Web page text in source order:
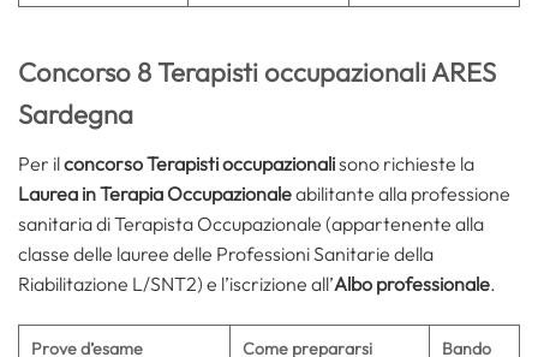
Concorso 8 Terapisti occupazionali ARES
Sardegna
Per ilconcorso Terapisti occupazionalisono richieste la
Laurea in Terapia Occupazionaleabilitante alla professione
sanitaria di Terapista Occupazionale (appartenente alla
classe delle lauree delle Professioni Sanitarie della
Riabilitazione L/SNT2) e l’iscrizione all’Albo professionale.
Prove d’esame Come prepararsi
Bando